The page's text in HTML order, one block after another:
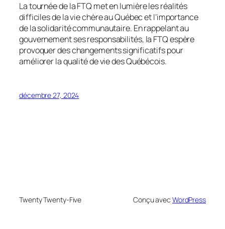
La tournée de la FTQ met en lumière les réalités
difficiles de la vie chère au Québec et l’importance
de la solidarité communautaire. En rappelant au
gouvernement ses responsabilités, la FTQ espère
provoquer des changements significatifs pour
améliorer la qualité de vie des Québécois.
décembre 27, 2024
Twenty Twenty-Five Conçu avec WordPress